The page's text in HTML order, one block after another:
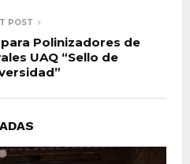
POST
Polinizadores de
UAQ “Sello de